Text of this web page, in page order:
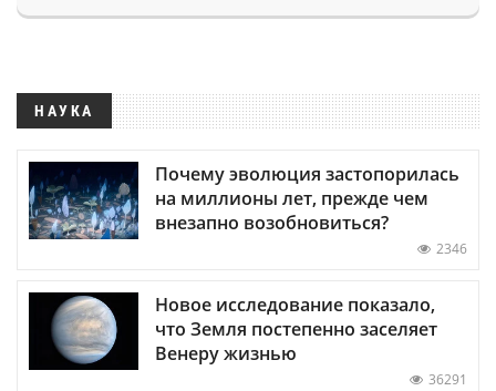
НАУКА
Почему эволюция застопорилась
на миллионы лет, прежде чем
внезапно возобновиться?
2346
Новое исследование показало,
что Земля постепенно заселяет
Венеру жизнью
36291